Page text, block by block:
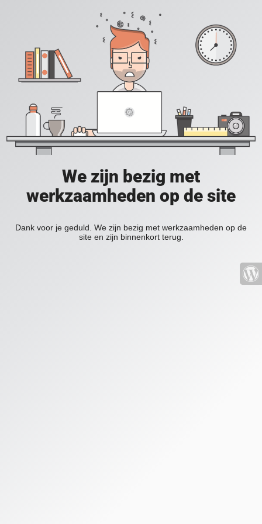
We zijn bezig met
werkzaamheden op de site
Dank voor je geduld. We zijn bezig met werkzaamheden op de
site en zijn binnenkort terug.